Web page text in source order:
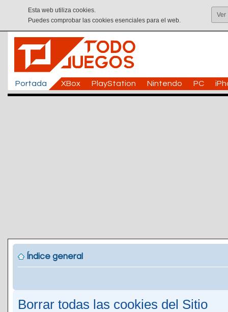
Esta web utiliza cookies.
Puedes comprobar las cookies esenciales para el web.
Ver
Portada XBox PlayStation Nintendo PC
Índice general
Borrar todas las cookies del Sitio